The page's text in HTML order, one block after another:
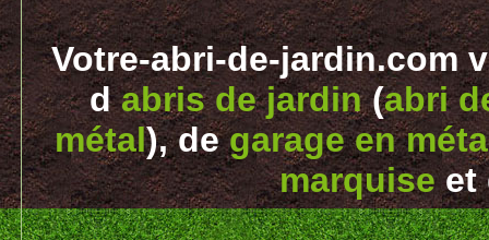
Votre-abri-de-jardin.com
dabris de jardin(abri
métal), degarage en
marquiseet